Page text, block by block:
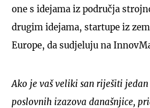
one s idejama iz područja
drugim idejama, startupe iz
Europe, da sudjeluju na
Ako je vaš veliki san riješiti
poslovnih izazova današnjice,